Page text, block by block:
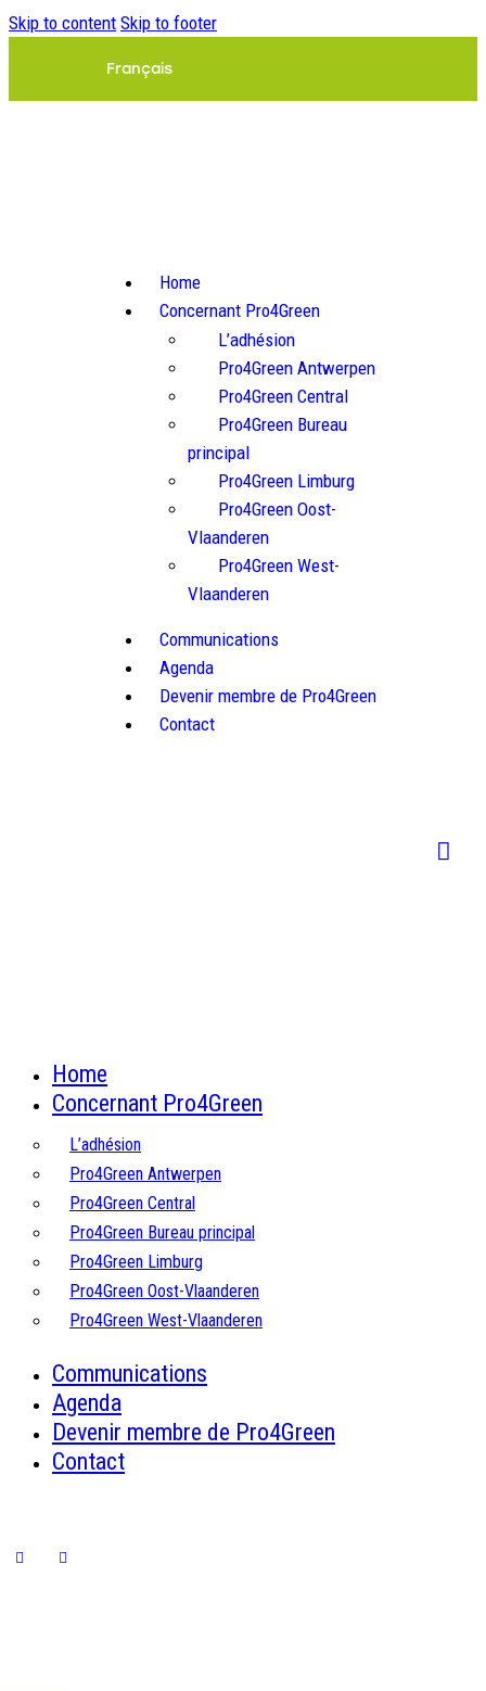
Skip to content Skip to footer
Français
Home
Concernant Pro4Green
L’adhésion
Pro4Green Antwerpen
Pro4Green Central
Pro4Green Bureau
principal
Pro4Green Limburg
Pro4Green Oost-
Vlaanderen
Pro4Green West-
Vlaanderen
Communications
Agenda
Devenir membre de Pro4Green
Contact
Home
Concernant Pro4Green
L’adhésion
Pro4Green Antwerpen
Pro4Green Central
Pro4Green Bureau principal
Pro4Green Limburg
Pro4Green Oost-Vlaanderen
Pro4Green West-Vlaanderen
Communications
Agenda
Devenir membre de Pro4Green
Contact